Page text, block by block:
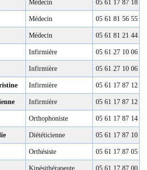
Médecin 05 61 17 87 18
Médecin 05 61 81 56 55
Médecin 05 61 81 21 44
Infirmière 05 61 27 10 06
Infirmière 05 61 27 10 06
Infirmière 05 61 17 87 12
Infirmière 05 61 17 87 12
Orthophoniste 05 61 17 87 14
Diététicienne 05 61 17 87 10
Orthésiste 05 61 17 87 05
Kinésithérapeute 05 61 17 87 00